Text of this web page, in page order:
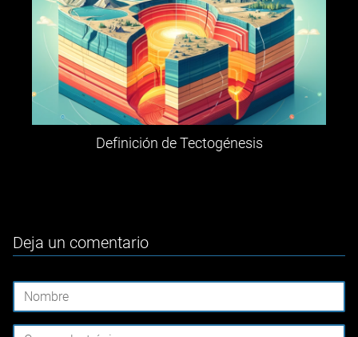
Definición de Tectogénesis
Deja un comentario